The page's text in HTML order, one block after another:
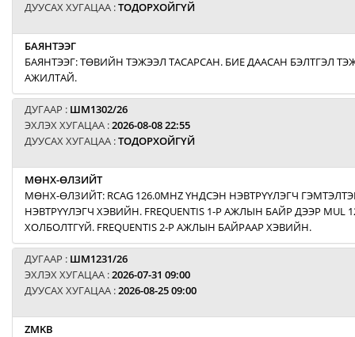
ДУУСАХ ХУГАЦАА :ТОДОРХОЙГҮЙ
БАЯНТЭЭГ
БАЯНТЭЭГ: ТӨВИЙН ТЭЖЭЭЛ ТАСАРСАН. БИЕ ДААСАН БЭЛТГЭЛ
АЖИЛТАЙ.
ДУГААР : ШМ1302/26
ЭХЛЭХ ХУГАЦАА :2026-08-08 22:55
ДУУСАХ ХУГАЦАА :ТОДОРХОЙГҮЙ
МӨНХ-ӨЛЗИЙТ
МӨНХ-ӨЛЗИЙТ: RCAG 126.0MHZ ҮНДСЭН НЭВТРҮҮЛЭГЧ
НЭВТРҮҮЛЭГЧ ХЭВИЙН. FREQUENTIS 1-Р АЖЛЫН БАЙР ДЭЭР MUL
ХОЛБОЛТГҮЙ. FREQUENTIS 2-Р АЖЛЫН БАЙРААР ХЭВИЙН.
ДУГААР : ШМ1231/26
ЭХЛЭХ ХУГАЦАА :2026-07-31 09:00
ДУУСАХ ХУГАЦАА :2026-08-25 09:00
ZMKB